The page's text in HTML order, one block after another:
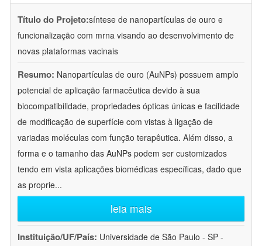
Título do Projeto:síntese de nanopartículas de ouro e
funcionalização com mrna visando ao desenvolvimento de
novas plataformas vacinais
Resumo: Nanopartículas de ouro (AuNPs) possuem amplo
potencial de aplicação farmacêutica devido à sua
biocompatibilidade, propriedades ópticas únicas e facilidade
de modificação de superfície com vistas à ligação de
variadas moléculas com função terapêutica. Além disso, a
forma e o tamanho das AuNPs podem ser customizados
tendo em vista aplicações biomédicas específicas, dado que
as proprie...
leia mais
Instituição/UF/País: Universidade de São Paulo - SP -